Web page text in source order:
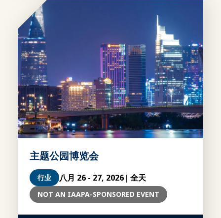
主题公园博览会
行业 八月 26 - 27, 2026| 全天
NOT AN IAAPA-SPONSORED EVENT